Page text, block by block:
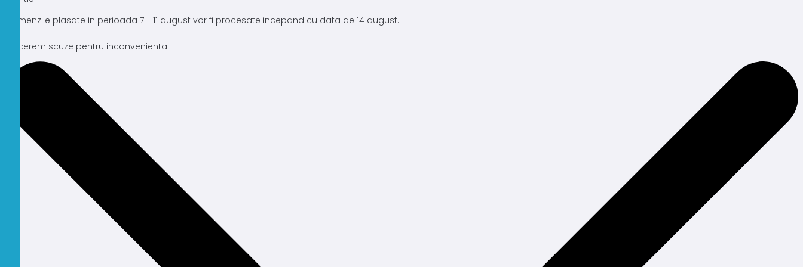
Comenzile plasate in perioada 7 - 11 august vor fi procesate incepand cu data de 14 august.
Ne cerem scuze pentru inconvenienta.